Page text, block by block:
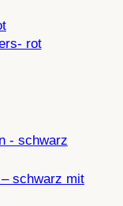
rot
– schwarz mit